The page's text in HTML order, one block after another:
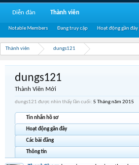
Thành viên dungs121
dungs121
Thành Viên Mới
dungs121 được nhìn thấy lần cuối: 5 Tháng năm 2015
Tin nhắn hồ sơ
Hoạt động gần đây
Các bài đăng
Thông tin
Diễn đàn Thành viên
Notable Members Đang truy cập Hoạt động gần đây